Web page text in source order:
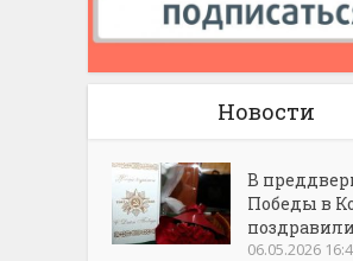
Новости
В
Победы в
06.05.2026